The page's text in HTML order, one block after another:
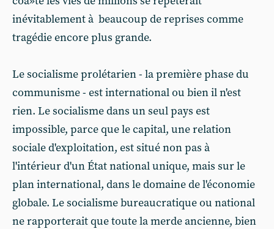
inévitablement à beaucoup de reprises comme
tragédie encore plus grande.
Le socialisme prolétarien - la première phase du
communisme - est international ou bien il n'est
rien. Le socialisme dans un seul pays est
impossible, parce que le capital, une relation
sociale d'exploitation, est situé non pas à
l'intérieur d'un État national unique, mais sur le
plan international, dans le domaine de l'économie
globale. Le socialisme bureaucratique ou national
ne rapporterait que toute la merde ancienne, bien